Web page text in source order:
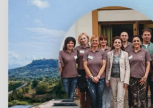
trasformato in una basilica
Giovenale, primo vescovo di Narni; e
Agostino fondata nel 1264 dai frati
dell'omonimo ordine, oggi sede
dell'Opera del Duomo.Vedi dettagli del